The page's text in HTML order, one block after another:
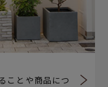
ことや商品につ